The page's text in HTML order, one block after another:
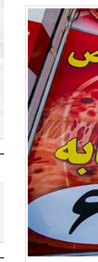
جستجو